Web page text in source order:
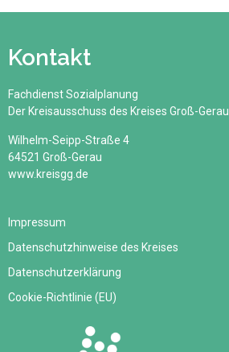
Kontakt
Fachdienst Sozialplanung
Der Kreisausschuss des Kreises Groß-Gerau
Wilhelm-Seipp-Straße 4
64521 Groß-Gerau
www.kreisgg.de
Impressum
Datenschutzhinweise des Kreises
Datenschutzerklärung
Cookie-Richtlinie (EU)